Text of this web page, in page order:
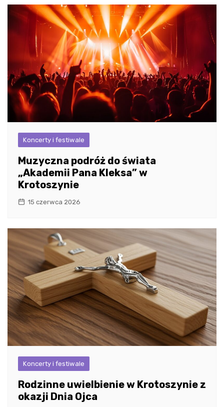
Koncerty i festiwale
Muzyczna podróż do świata
„Akademii Pana Kleksa” w
Krotoszynie
15 czerwca 2026
Koncerty i festiwale
Rodzinne uwielbienie w Krotoszynie z
okazji Dnia Ojca